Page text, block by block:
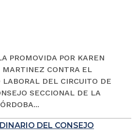
PROMOVIDA POR KAREN
CONTRA EL
DEL CIRCUITO DE
SECCIONAL DE LA
DEL CONSEJO